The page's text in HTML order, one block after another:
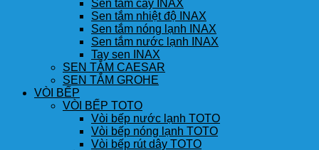
Sen tắm cây INAX
Sen tắm nhiệt độ INAX
Sen tắm nóng lạnh INAX
Sen tắm nước lạnh INAX
Tay sen INAX
SEN TẮM CAESAR
SEN TẮM GROHE
VÒI BẾP
VÒI BẾP TOTO
Vòi bếp nước lạnh TOTO
Vòi bếp nóng lạnh TOTO
Vòi bếp rút dây TOTO